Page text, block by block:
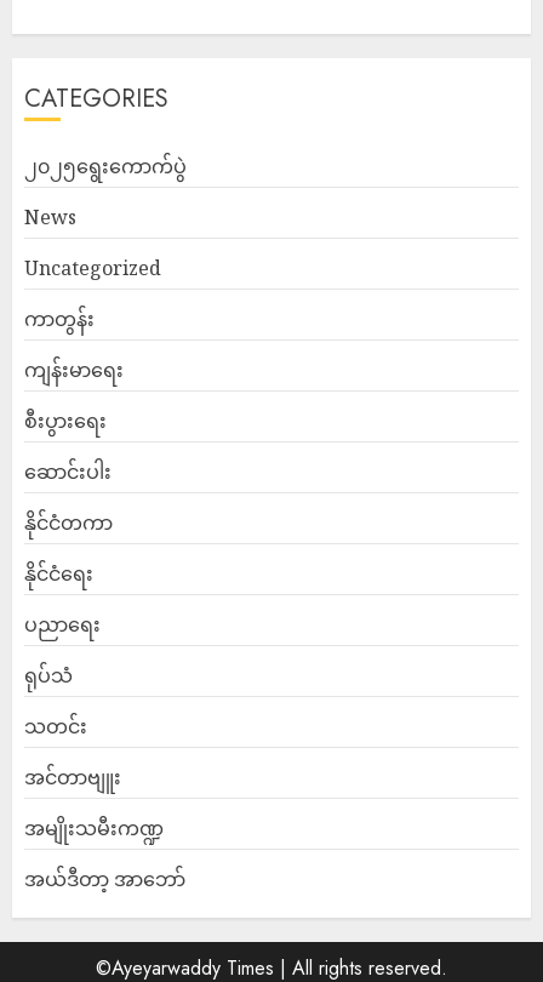
CATEGORIES
၂၀၂၅ရွေးကောက်ပွဲ
News
Uncategorized
ကာတွန်း
ကျန်းမာရေး
စီးပွားရေး
ဆောင်းပါး
နိုင်ငံတကာ
နိုင်ငံရေး
ပညာရေး
ရုပ်သံ
သတင်း
အင်တာဗျူး
အမျိုးသမီးကဏ္ဍ
အယ်ဒီတာ့ အာဘော်
©Ayeyarwaddy Times | All rights reserved.